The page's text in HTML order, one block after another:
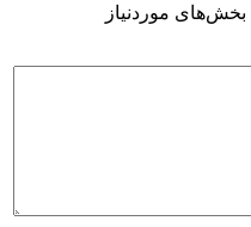
بخش‌های موردنیاز